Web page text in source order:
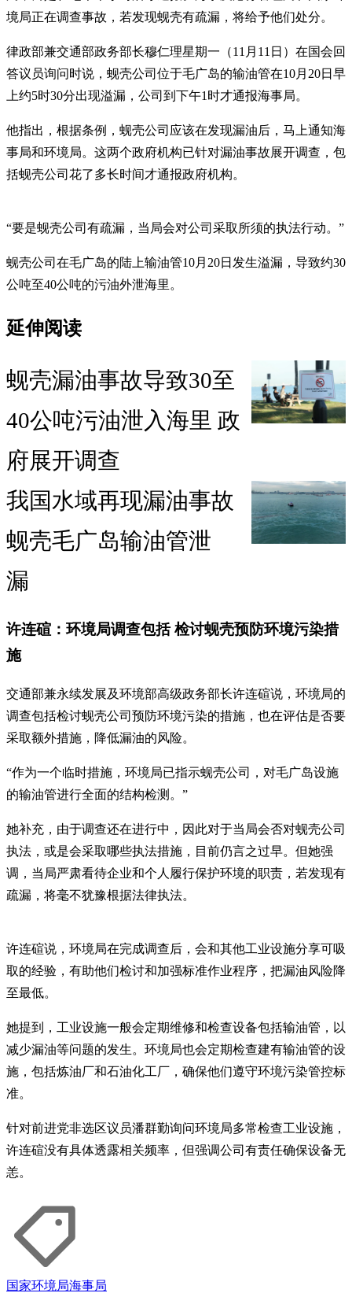
境局正在调查事故，若发现蚬壳有疏漏，将给予他们处分。
律政部兼交通部政务部长穆仁理星期一（11月11日）在国会回
答议员询问时说，蚬壳公司位于毛广岛的输油管在10月20日早
上约5时30分出现溢漏，公司到下午1时才通报海事局。
他指出，根据条例，蚬壳公司应该在发现漏油后，马上通知海
事局和环境局。这两个政府机构已针对漏油事故展开调查，包
括蚬壳公司花了多长时间才通报政府机构。
“要是蚬壳公司有疏漏，当局会对公司采取所须的执法行动。”
蚬壳公司在毛广岛的陆上输油管10月20日发生溢漏，导致约30
公吨至40公吨的污油外泄海里。
延伸阅读
蚬壳漏油事故导致30至
40公吨污油泄入海里 政
府展开调查
我国水域再现漏油事故
蚬壳毛广岛输油管泄
漏
许连碹：环境局调查包括 检讨蚬壳预防环境污染措
施
交通部兼永续发展及环境部高级政务部长许连碹说，环境局的
调查包括检讨蚬壳公司预防环境污染的措施，也在评估是否要
采取额外措施，降低漏油的风险。
“作为一个临时措施，环境局已指示蚬壳公司，对毛广岛设施
的输油管进行全面的结构检测。”
她补充，由于调查还在进行中，因此对于当局会否对蚬壳公司
执法，或是会采取哪些执法措施，目前仍言之过早。但她强
调，当局严肃看待企业和个人履行保护环境的职责，若发现有
疏漏，将毫不犹豫根据法律执法。
许连碹说，环境局在完成调查后，会和其他工业设施分享可吸
取的经验，有助他们检讨和加强标准作业程序，把漏油风险降
至最低。
她提到，工业设施一般会定期维修和检查设备包括输油管，以
减少漏油等问题的发生。环境局也会定期检查建有输油管的设
施，包括炼油厂和石油化工厂，确保他们遵守环境污染管控标
准。
针对前进党非选区议员潘群勤询问环境局多常检查工业设施，
许连碹没有具体透露相关频率，但强调公司有责任确保设备无
恙。
国家环境局海事局